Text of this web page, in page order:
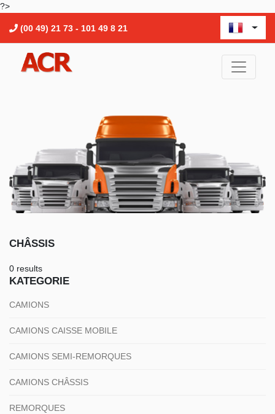
?>
(00 49) 21 73 - 101 49 8 21
KATEGORIE
CAMIONS
CAMIONS CAISSE MOBILE
CAMIONS SEMI-REMORQUES
CAMIONS CHÂSSIS
REMORQUES
CHÂSSIS
0 results